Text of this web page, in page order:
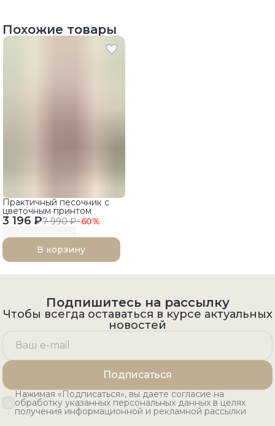
Похожие товары
3 196 ₽7 990 ₽−60%
Практичный песочник с
цветочным принтом
В корзину
Подпишитесь на рассылку
Чтобы всегда оставаться в курсе актуальных
новостей
Подписаться
Нажимая «Подписаться», вы даете согласие на
обработку указанных персональных данных в целях
получения информационной и рекламной рассылки